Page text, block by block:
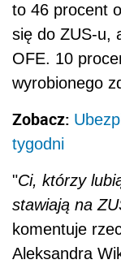
to 46 procent
się do ZUS-u,
OFE. 10
wyrobionego
Zobacz:
tygodni
"Ci, którzy
stawiają na
komentuje
Aleksandra